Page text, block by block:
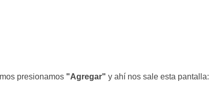
presionamos "Agregar" y ahí nos sale esta pantalla: